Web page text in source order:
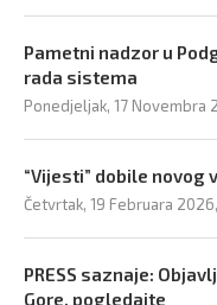
Pametni nadzor u
rada sistema
Ponedjeljak, 17 Novembra
“Vijesti” dobile novog
Četvrtak, 19 Februara 2026,
PRESS saznaje:
Gore, pogledajte